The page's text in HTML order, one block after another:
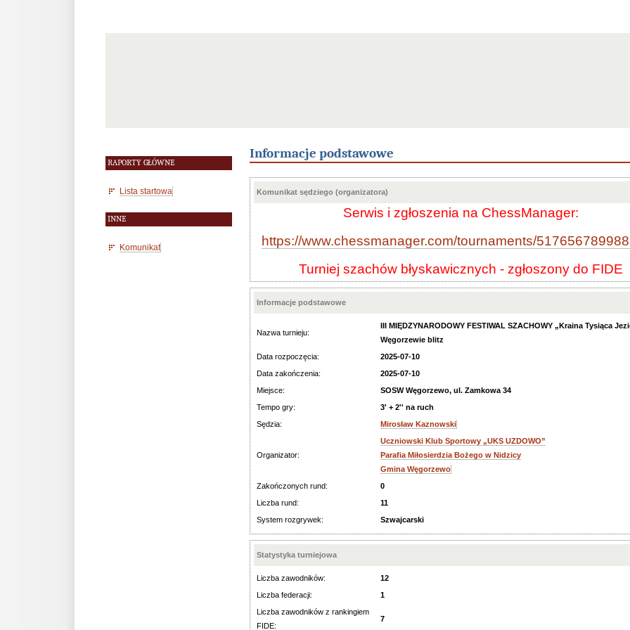
RAPORTY GŁÓWNE
Lista startowa
INNE
Komunikat
Informacje podstawowe
Komunikat sędziego (organizatora)
Serwis i zgłoszenia na ChessManager:
https://www.chessmanager.com/tournaments/
Turniej szachów błyskawicznych - zgłoszony do FIDE
Informacje podstawowe
Nazwa turnieju:
III MIĘDZYNARODOWY FESTIWAL SZACHOWY „Kraina Tysiąca
Węgorzewie blitz
Data rozpoczęcia:
2025-07-10
Data zakończenia:
2025-07-10
Miejsce:
SOSW Węgorzewo, ul. Zamkowa 34
Tempo gry:
3' + 2'' na ruch
Sędzia:
Mirosław Kaznowski
Organizator:
Uczniowski Klub Sportowy „UKS UZDOWO”
Parafia Miłosierdzia Bożego w Nidzicy
Gmina Węgorzewo
Zakończonych rund:
0
Liczba rund:
11
System rozgrywek:
Szwajcarski
Statystyka turniejowa
Liczba zawodników:
12
Liczba federacji:
1
Liczba zawodników z rankingiem
FIDE:
7